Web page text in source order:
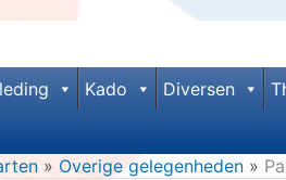
Kado Diversen
Overige gelegenheden